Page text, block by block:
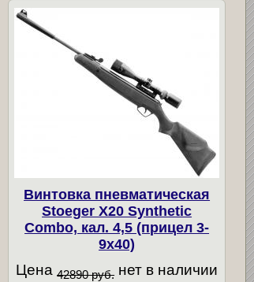
Винтовка пневматическая
Stoeger X20 Synthetic
Combo, кал. 4,5 (прицел 3-
9х40)
Цена 42890 руб. нет в наличии